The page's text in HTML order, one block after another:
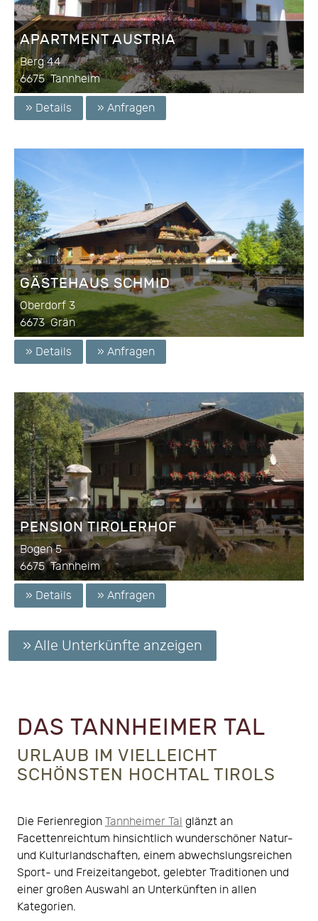
APARTMENT AUSTRIA
Berg 44
6675 Tannheim
» Details » Anfragen
GÄSTEHAUS SCHMID
Oberdorf 3
6673 Grän
» Details » Anfragen
PENSION TIROLERHOF
Bogen 5
6675 Tannheim
» Details » Anfragen
» Alle Unterkünfte anzeigen
DAS TANNHEIMER TAL
URLAUB IM VIELLEICHT
SCHÖNSTEN HOCHTAL TIROLS
Die Ferienregion Tannheimer Tal glänzt an
Facettenreichtum hinsichtlich wunderschöner Natur-
und Kulturlandschaften, einem abwechslungsreichen
Sport- und Freizeitangebot, gelebter Traditionen und
einer großen Auswahl an Unterkünften in allen
Kategorien.